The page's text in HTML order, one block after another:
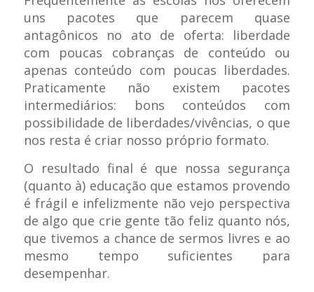
uns pacotes que parecem quase
antagônicos no ato de oferta: liberdade
com poucas cobranças de conteúdo ou
apenas conteúdo com poucas liberdades.
Praticamente não existem pacotes
intermediários: bons conteúdos com
possibilidade de liberdades/vivências, o que
nos resta é criar nosso próprio formato.
O resultado final é que nossa segurança
(quanto à) educação que estamos provendo
é frágil e infelizmente não vejo perspectiva
de algo que crie gente tão feliz quanto nós,
que tivemos a chance de sermos livres e ao
mesmo tempo suficientes para
desempenhar.